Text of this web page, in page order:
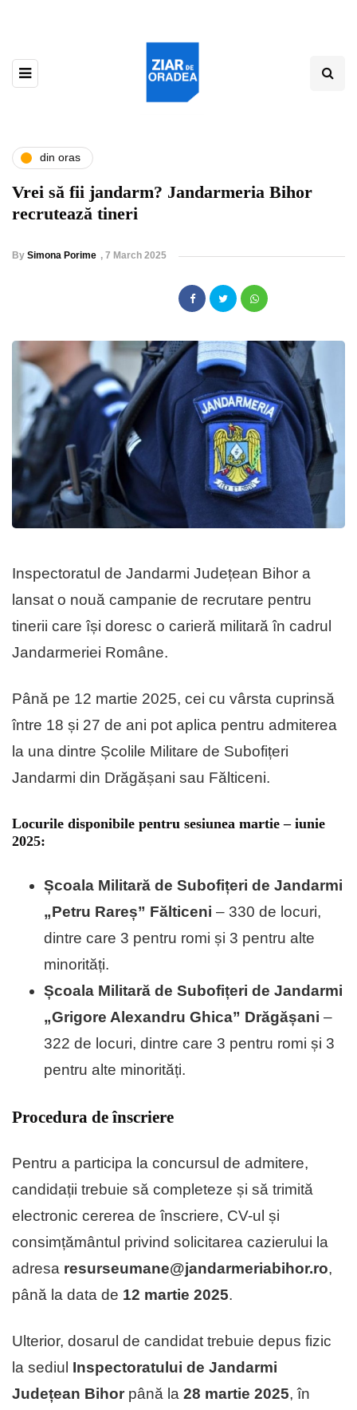
din oras
Vrei să fii jandarm? Jandarmeria Bihor
recrutează tineri
By Simona Porime , 7 March 2025
Inspectoratul de Jandarmi Județean Bihor a
lansat o nouă campanie de recrutare pentru
tinerii care își doresc o carieră militară în cadrul
Jandarmeriei Române.
Până pe 12 martie 2025, cei cu vârsta cuprinsă
între 18 și 27 de ani pot aplica pentru admiterea
la una dintre Școlile Militare de Subofițeri
Jandarmi din Drăgășani sau Fălticeni.
Locurile disponibile pentru sesiunea martie – iunie
2025:
Școala Militară de Subofițeri de Jandarmi
„Petru Rareș” Fălticeni – 330 de locuri,
dintre care 3 pentru romi și 3 pentru alte
minorități.
Școala Militară de Subofițeri de Jandarmi
„Grigore Alexandru Ghica” Drăgășani –
322 de locuri, dintre care 3 pentru romi și 3
pentru alte minorități.
Procedura de înscriere
Pentru a participa la concursul de admitere,
candidații trebuie să completeze și să trimită
electronic cererea de înscriere, CV-ul și
consimțământul privind solicitarea cazierului la
adresa resurseumane@jandarmeriabihor.ro,
până la data de 12 martie 2025.
Ulterior, dosarul de candidat trebuie depus fizic
la sediul Inspectoratului de Jandarmi
Județean Bihor până la 28 martie 2025, în